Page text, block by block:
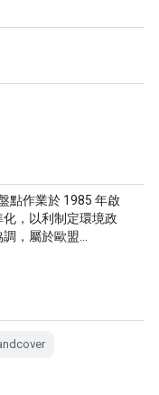
點作業於 1985 年啟
，以利制定環境政
，屬於歐盟…